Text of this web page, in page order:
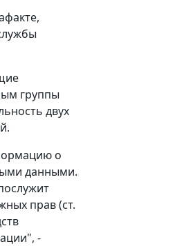
группы
двух
о
данными.
прав (ст.
-